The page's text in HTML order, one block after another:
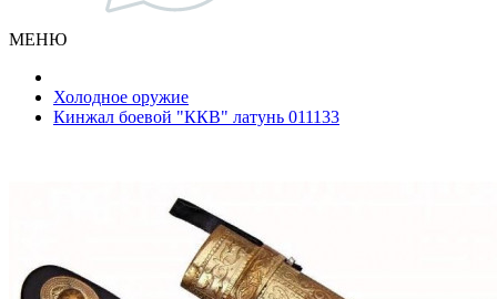
МЕНЮ
Холодное оружие
Кинжал боевой "ККВ" латунь 011133